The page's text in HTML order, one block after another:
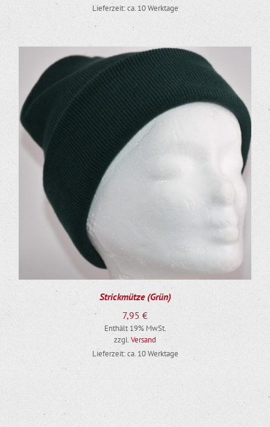
Lieferzeit: ca. 10 Werktage
Strickmütze (Grün)
7,95 €
Enthält 19% MwSt.
zzgl.Versand
Lieferzeit: ca. 10 Werktage